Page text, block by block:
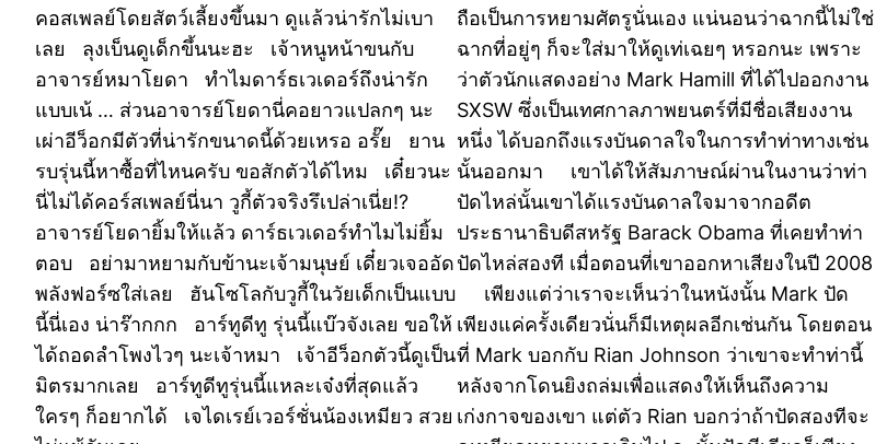
คอสเพลย์โดยสัตว์เลี้ยงขึ้นมา ดูแล้วน่ารักไม่เบา
เลย ลุงเบ็นดูเด็กขึ้นนะฮะ เจ้าหนูหน้าขนกับ
อาจารย์หมาโยดา ทำไมดาร์ธเวเดอร์ถึงน่ารัก
แบบเน้ … ส่วนอาจารย์โยดานี่คอยาวแปลกๆ นะ
เผ่าอีว็อกมีตัวที่น่ารักขนาดนี้ด้วยเหรอ อรั๊ย ยาน
รบรุ่นนี้หาซื้อที่ไหนครับ ขอสักตัวได้ไหม เดี๋ยวนะ
นี่ไม่ได้คอร์สเพลย์นี่นา วูกี้ตัวจริงรึเปล่าเนี่ย!?
อาจารย์โยดายิ้มให้แล้ว ดาร์ธเวเดอร์ทำไมไม่ยิ้ม
ตอบ อย่ามาหยามกับข้านะเจ้ามนุษย์ เดี๋ยวเจออัด
พลังฟอร์ซใส่เลย ฮันโซโลกับวูกี้ในวัยเด็กเป็นแบบ
นี้นี่เอง น่าร๊ากกก อาร์ทูดีทู รุ่นนี้แบ๊วจังเลย ขอให้
ได้ถอดลำโพงไวๆ นะเจ้าหมา เจ้าอีว็อกตัวนี้ดูเป็น
มิตรมากเลย อาร์ทูดีทูรุ่นนี้แหละเจ๋งที่สุดแล้ว
ใครๆ ก็อยากได้ เจไดเรย์เวอร์ชั่นน้องเหมียว สวย
ถือเป็นการหยามศัตรูนั่นเอง แน่นอนว่าฉากนี้ไม่ใช่
ฉากที่อยู่ๆ ก็จะใส่มาให้ดูเท่เฉยๆ หรอกนะ เพราะ
ว่าตัวนักแสดงอย่าง Mark Hamill ที่ได้ไปออกงาน
SXSW ซึ่งเป็นเทศกาลภาพยนตร์ที่มีชื่อเสียงงาน
หนึ่ง ได้บอกถึงแรงบันดาลใจในการทำท่าทางเช่น
นั้นออกมา เขาได้ให้สัมภาษณ์ผ่านในงานว่าท่า
ปัดไหล่นั้นเขาได้แรงบันดาลใจมาจากอดีต
ประธานาธิบดีสหรัฐ Barack Obama ที่เคยทำท่า
ปัดไหล่สองที เมื่อตอนที่เขาออกหาเสียงในปี 2008
เพียงแต่ว่าเราจะเห็นว่าในหนังนั้น Mark ปัด
เพียงแค่ครั้งเดียวนั่นก็มีเหตุผลอีกเช่นกัน โดยตอน
ที่ Mark บอกกับ Rian Johnson ว่าเขาจะทำท่านี้
หลังจากโดนยิงถล่มเพื่อแสดงให้เห็นถึงความ
เก่งกาจของเขา แต่ตัว Rian บอกว่าถ้าปัดสองทีจะ